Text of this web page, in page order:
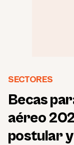
SECTORES
Becas
aéreo
postular